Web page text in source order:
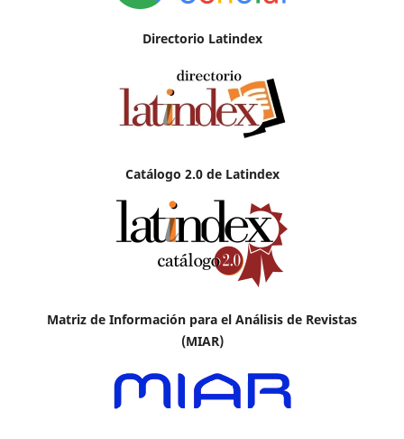
Directorio Latindex
Catálogo 2.0 de Latindex
Matriz de Información para el Análisis de Revistas
(MIAR)